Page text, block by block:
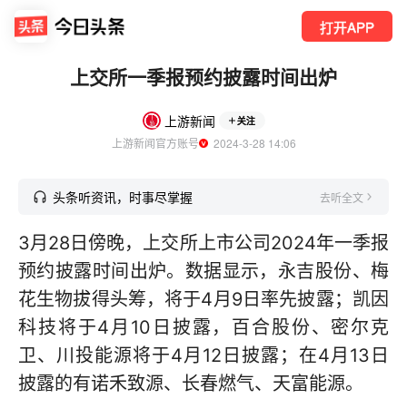
打开APP
上交所一季报预约披露时间出炉
上游新闻 关注
上游新闻官方账号
  2024-3-28 14:06
头条听资讯，时事尽掌握 去听全文
3月28日傍晚，上交所上市公司2024年一季报
预约披露时间出炉。数据显示，永吉股份、梅
花生物拔得头筹，将于4月9日率先披露；凯因
科技将于4月10日披露，百合股份、密尔克
卫、川投能源将于4月12日披露；在4月13日
披露的有诺禾致源、长春燃气、天富能源。